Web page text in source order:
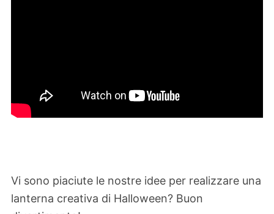
Vi sono piaciute le nostre idee per realizzare una
lanterna creativa di Halloween? Buon